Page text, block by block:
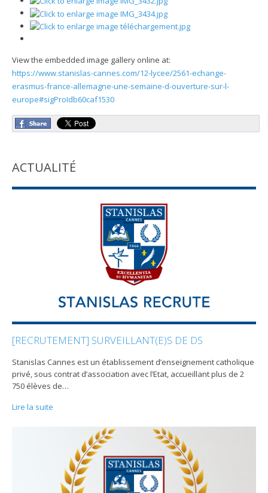
View the embedded image gallery online at:
https://www.stanislas-cannes.com/12-lycee/2561-echange-
erasmus-france-allemagne-une-semaine-d-ouverture-sur-l-
europe#sigProIdb60caf1530
ACTUALITÉ
[RECRUTEMENT] SURVEILLANT(E)S DE DS
Stanislas Cannes est un établissement d’enseignement catholique
privé, sous contrat d’association avec l’Etat, accueillant plus de 2
750 élèves de…
Lire la suite